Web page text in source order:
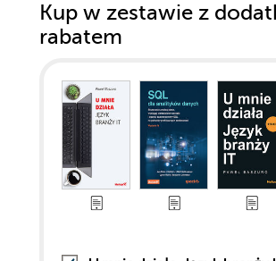
Kup w zestawie z
rabatem